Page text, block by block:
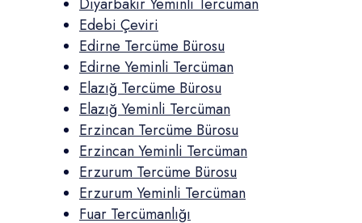
Edebi Çeviri
Edirne Tercüme Bürosu
Edirne Yeminli Tercüman
Elazığ Tercüme Bürosu
Elazığ Yeminli Tercüman
Erzincan Tercüme Bürosu
Erzincan Yeminli Tercüman
Erzurum Tercüme Bürosu
Erzurum Yeminli Tercüman
Fuar Tercümanlığı